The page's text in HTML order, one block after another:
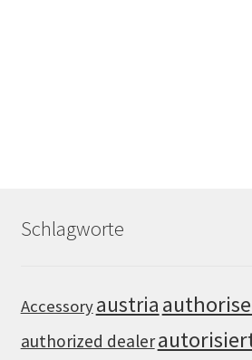
Schlagworte
Accessoryaustria
authorized dealer